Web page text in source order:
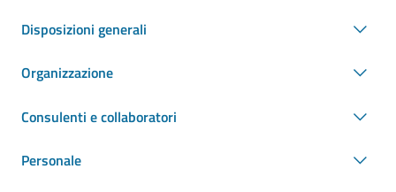
Disposizioni generali
Organizzazione
Consulenti e collaboratori
Personale